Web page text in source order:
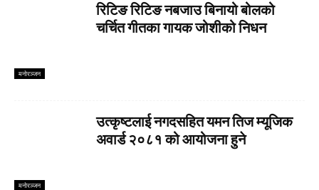
मनाेरञ्जन
रिटिङ रिटिङ नबजाउ बिनायो बोलको
चर्चित गीतका गायक जोशीको निधन
मनाेरञ्जन
उत्कृष्टलाई नगदसहित यमन तिज म्यूजिक
अवार्ड २०८१ को आयोजना हुने